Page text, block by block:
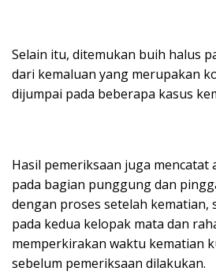
Selain itu, ditemukan buih halus
dari kemaluan yang merupakan
dijumpai pada beberapa kasus
Hasil pemeriksaan juga mencatat
pada bagian punggung dan
dengan proses setelah kematian,
pada kedua kelopak mata dan
memperkirakan waktu kematian
sebelum pemeriksaan dilakukan.